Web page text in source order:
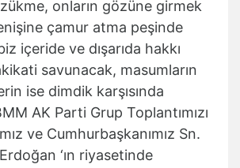
onların gözüne girmek
çamur atma peşinde
içeride ve dışarıda hakkı
savunacak, masumların
ise dimdik karşısında
AK Parti Grup Toplantımızı
ve Cumhurbaşkanımız Sn.
‘ın riyasetinde